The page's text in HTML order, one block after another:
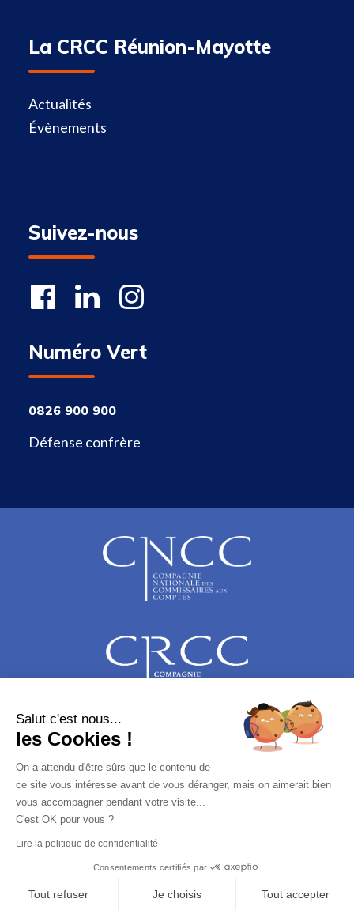
La CRCC Réunion-Mayotte
Actualités
Évènements
Suivez-nous
Numéro Vert
0826 900 900
Défense confrère
© Copyright 2021 | Compagnie Régionale des Commissaires aux Comptes
de Réunion-Mayotte | www.crcc-reunion.fr
Salut c'est nous...
les Cookies !
On a attendu d'être sûrs que le contenu de
ce site vous intéresse avant de vous déranger, mais on aimerait bien
vous accompagner pendant votre visite...
C'est OK pour vous ?
Lire la politique de confidentialité
Consentements certifiés par
Tout refuser Je choisis Tout accepter